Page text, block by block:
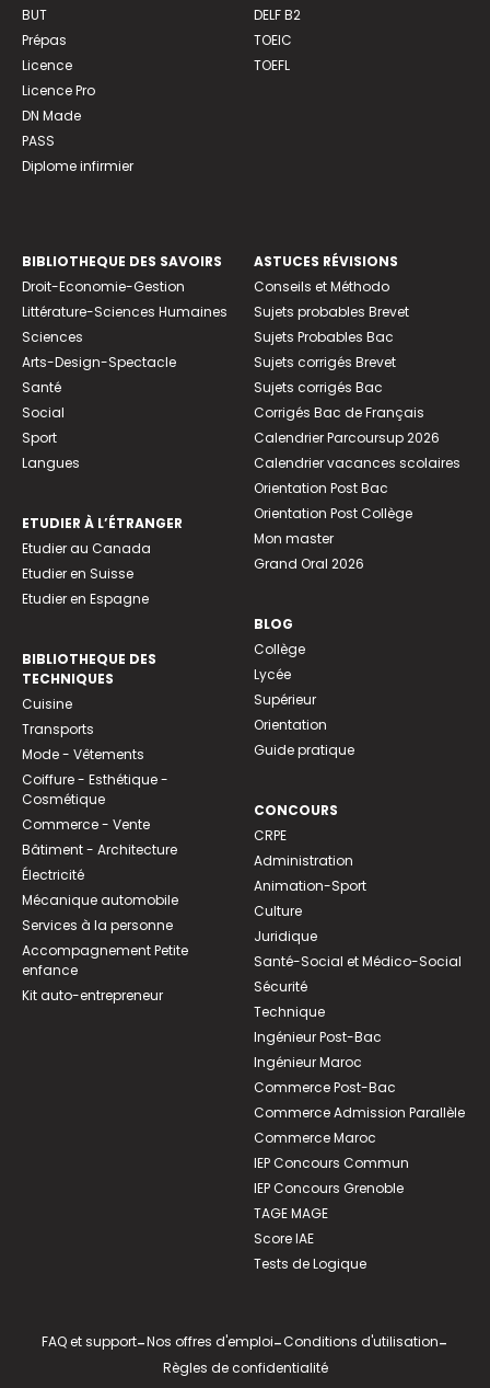
BUT
Prépas
Licence
Licence Pro
DN Made
PASS
Diplome infirmier
DELF B2
TOEIC
TOEFL
BIBLIOTHEQUE DES SAVOIRS
Droit-Economie-Gestion
Littérature-Sciences Humaines
Sciences
Arts-Design-Spectacle
Santé
Social
Sport
Langues
ETUDIER À L’ÉTRANGER
Etudier au Canada
Etudier en Suisse
Etudier en Espagne
BIBLIOTHEQUE DES
TECHNIQUES
Cuisine
Transports
Mode - Vêtements
Coiffure - Esthétique -
Cosmétique
Commerce - Vente
Bâtiment - Architecture
Électricité
Mécanique automobile
Services à la personne
Accompagnement Petite
enfance
Kit auto-entrepreneur
ASTUCES RÉVISIONS
Conseils et Méthodo
Sujets probables Brevet
Sujets Probables Bac
Sujets corrigés Brevet
Sujets corrigés Bac
Corrigés Bac de Français
Calendrier Parcoursup 2026
Calendrier vacances scolaires
Orientation Post Bac
Orientation Post Collège
Mon master
Grand Oral 2026
BLOG
Collège
Lycée
Supérieur
Orientation
Guide pratique
CONCOURS
CRPE
Administration
Animation-Sport
Culture
Juridique
Santé-Social et Médico-Social
Sécurité
Technique
Ingénieur Post-Bac
Ingénieur Maroc
Commerce Post-Bac
Commerce Admission Parallèle
Commerce Maroc
IEP Concours Commun
IEP Concours Grenoble
TAGE MAGE
Score IAE
Tests de Logique
FAQ et support-Nos offres d'emploi-Conditions d'utilisation-
Règles de confidentialité